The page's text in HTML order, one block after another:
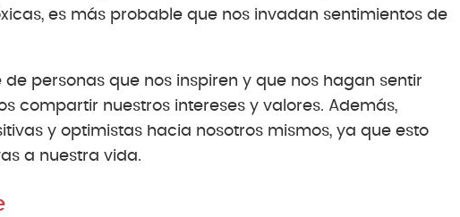
es más probable que nos invadan sentimientos de
de personas que nos inspiren y que nos hagan sentir
compartir nuestros intereses y valores. Además,
y optimistas hacia nosotros mismos, ya que esto
a nuestra vida.